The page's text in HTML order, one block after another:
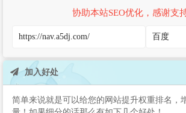
协助本站SEO优化，感谢支
加入好处
简单来说就是可以给您的网站提升权重排名，